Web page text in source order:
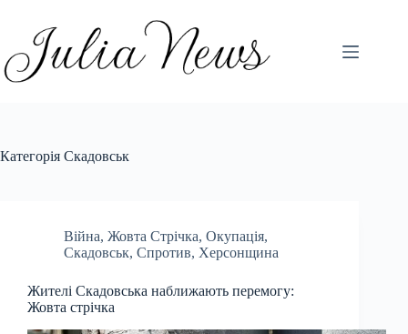
вмісту
Категорія Скадовськ
Війна, Жовта Стрічка, Окупація,
Скадовськ, Спротив, Херсонщина
Жителі Скадовська наближають перемогу:
Жовта стрічка